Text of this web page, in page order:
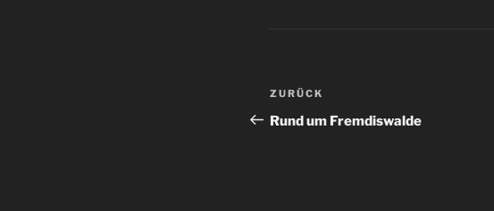
Beitragsnavigation
Vorheriger
Beitrag
ZURÜCK
Rund um Fremdiswalde